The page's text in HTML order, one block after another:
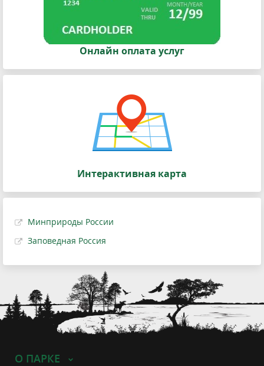
Онлайн оплата услуг
Интерактивная карта
Минприроды России
Заповедная Россия
О ПАРКЕ